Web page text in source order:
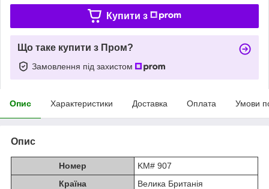
Купити з
Що таке купити з Пром?
Замовлення під захистом
Опис Характеристики Доставка Оплата Умови
Опис
Номер
KM# 907
Країна
Велика Британія